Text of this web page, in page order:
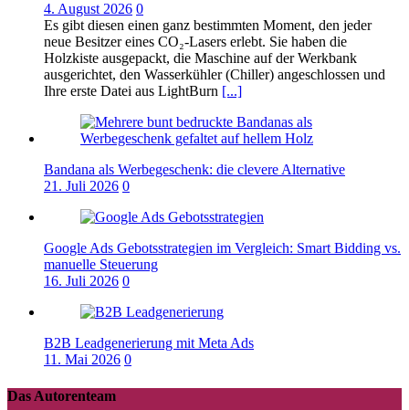
4. August 2026 0
Es gibt diesen einen ganz bestimmten Moment, den jeder
neue Besitzer eines CO₂-Lasers erlebt. Sie haben die
Holzkiste ausgepackt, die Maschine auf der Werkbank
ausgerichtet, den Wasserkühler (Chiller) angeschlossen und
Ihre erste Datei aus LightBurn [...]
Bandana als Werbegeschenk: die clevere Alternative
21. Juli 2026 0
Google Ads Gebotsstrategien im Vergleich: Smart Bidding vs.
manuelle Steuerung
16. Juli 2026 0
B2B Leadgenerierung mit Meta Ads
11. Mai 2026 0
Das Autorenteam